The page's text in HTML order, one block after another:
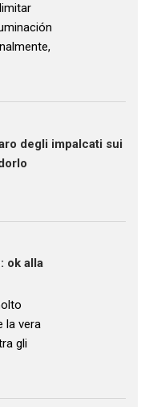
degli impalcati sui
ok alla
la vera
gli